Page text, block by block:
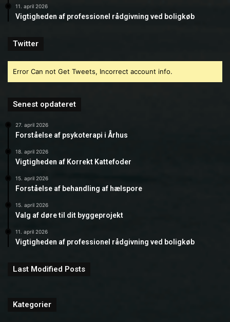
11. april 2026
Vigtigheden af professionel rådgivning ved boligkøb
Twitter
Error Can not Get Tweets, Incorrect account info.
Senest opdateret
27. april 2026
Forståelse af psykoterapi i Århus
18. april 2026
Vigtigheden af Korrekt Kattefoder
15. april 2026
Forståelse af behandling af hælspore
15. april 2026
Valg af døre til dit byggeprojekt
11. april 2026
Vigtigheden af professionel rådgivning ved boligkøb
Last Modified Posts
Kategorier